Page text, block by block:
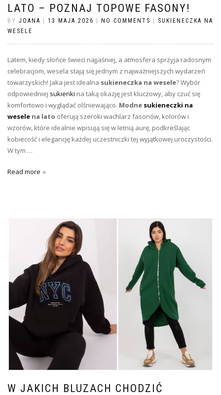
LATO – POZNAJ TOPOWE FASONY!
BY JOANA | 13 MAJA 2026 | NO COMMENTS | SUKIENECZKA NA
WESELE
Latem, kiedy słońce świeci najjaśniej, a atmosfera sprzyja radosnym
celebracjom, wesela stają się jednym z najważniejszych wydarzeń
towarzyskich! Jaka jest idealna sukieneczka na wesele? Wybór
odpowiedniej sukienki na taką okazję jest kluczowy, aby czuć się
komfortowo i wyglądać olśniewająco. Modne sukieneczki na
wesele na lato oferują szeroki wachlarz fasonów, kolorów i
wzorów, które idealnie wpisują się w letnią aurę, podkreślając
kobiecość i elegancję każdej uczestniczki tej wyjątkowej uroczystości.
W tym …
Read more
W JAKICH BLUZACH CHODZIĆ